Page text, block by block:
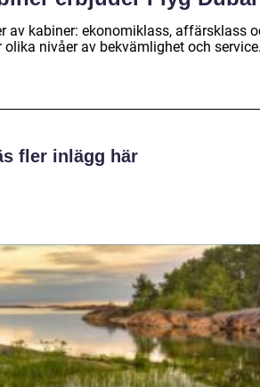
av kabiner: ekonomiklass, affärsklass
nivåer av bekvämlighet och
fler inlägg här